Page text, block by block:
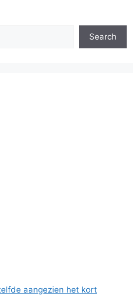
Search
aangezien het kort